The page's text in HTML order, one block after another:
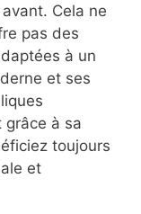
Cela ne
pas des
à un
et ses
grâce à sa
toujours
et